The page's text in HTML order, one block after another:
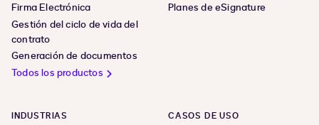
Firma Electrónica
Gestión del ciclo de vida del
contrato
Generación de documentos
Todos los productos
Planes de eSignature
INDUSTRIAS CASOS DE USO